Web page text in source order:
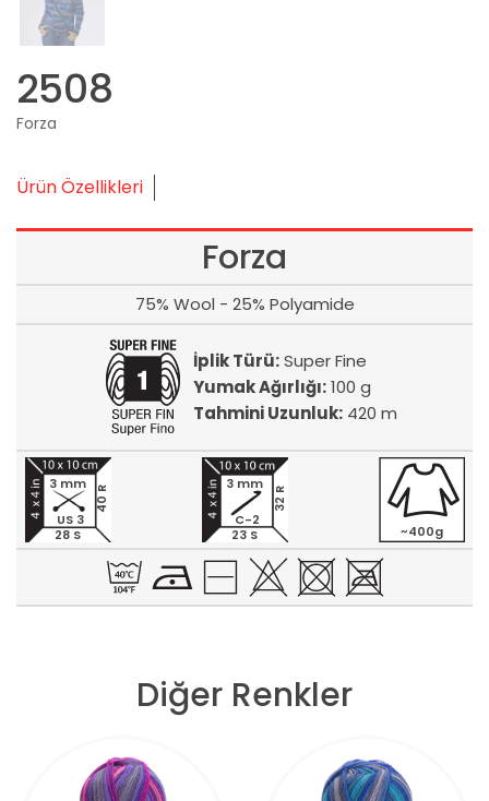
2508
Forza
Ürün Özellikleri
Forza
75% Wool - 25% Polyamide
İplik Türü:Super Fine
Yumak Ağırlığı:100 g
Tahmini Uzunluk:420 m
28 S
40 R
3 mm
US 3
23 S
32 R
3 mm
C-2
~400g
Diğer Renkler